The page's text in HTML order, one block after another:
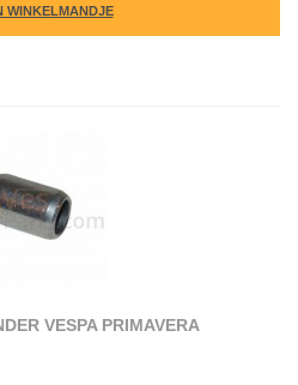
WINKELMANDJE
VESPA PRIMAVERA